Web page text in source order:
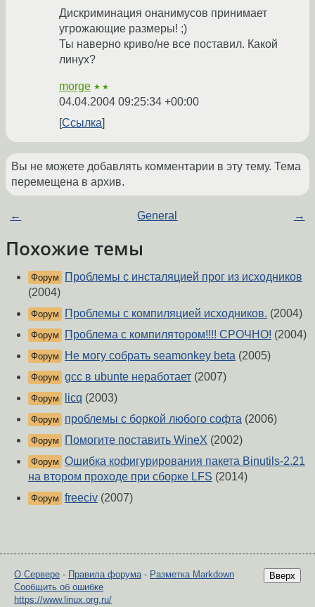
Дискриминация онанимусов принимает
угрожающие размеры! ;)
Ты наверно криво/не все поставил. Какой
линух?
morge ★★
04.04.2004 09:25:34 +00:00
Ссылка
Вы не можете добавлять комментарии в эту тему. Тема
перемещена в архив.
← General →
Похожие темы
Форум
Проблемы с инсталяцией прог из исходников
(2004)
Форум Проблемы с компиляцией исходников. (2004)
Форум Проблема с компилятором!!!! СРОЧНО! (2004)
Форум Не могу собрать seamonkey beta (2005)
Форум gcc в ubuntе неработает (2007)
Форум licq (2003)
Форум проблемы с боркой любого софта (2006)
Форум Помогите поставить WineX (2002)
Форум Ошибка кофигурирования пакета Binutils-2.21
на втором проходе при сборке LFS (2014)
Форум freeciv (2007)
Вверх
О Сервере - Правила форума- Разметка Markdown
Сообщить об ошибке
https://www.linux.org.ru/